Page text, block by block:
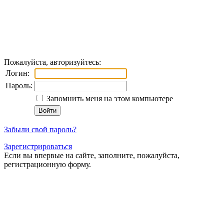
Пожалуйста, авторизуйтесь:
Логин:
Пароль:
Запомнить меня на этом компьютере
Забыли свой пароль?
Зарегистрироваться
Если вы впервые на сайте, заполните, пожалуйста,
регистрационную форму.